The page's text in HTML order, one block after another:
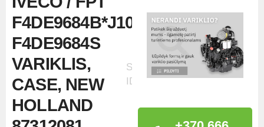
F4DE9684B*J100,
F4DE9684S
VARIKLIS,
CASE, NEW
HOLLAND
Skelbimo
ID:26481